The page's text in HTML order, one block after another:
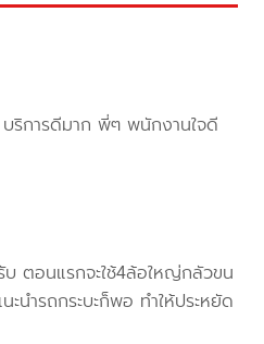
บริการดีมาก พี่ๆ พนักงานใจดี
บ ตอนแรกจะใช้4ล้อใหญ่กลัวขน
ำรถกระบะก็พอ ทำให้ประหยัด